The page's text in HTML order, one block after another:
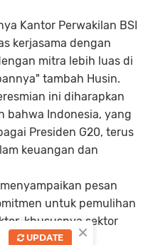
Kantor Perwakilan BSI
kerjasama dengan
mitra lebih luas di
tambah Husin.
ini diharapkan
bahwa Indonesia, yang
Presiden G20, terus
keuangan dan
pesan
untuk pemulihan
khususnya sektor
×
UPDATE